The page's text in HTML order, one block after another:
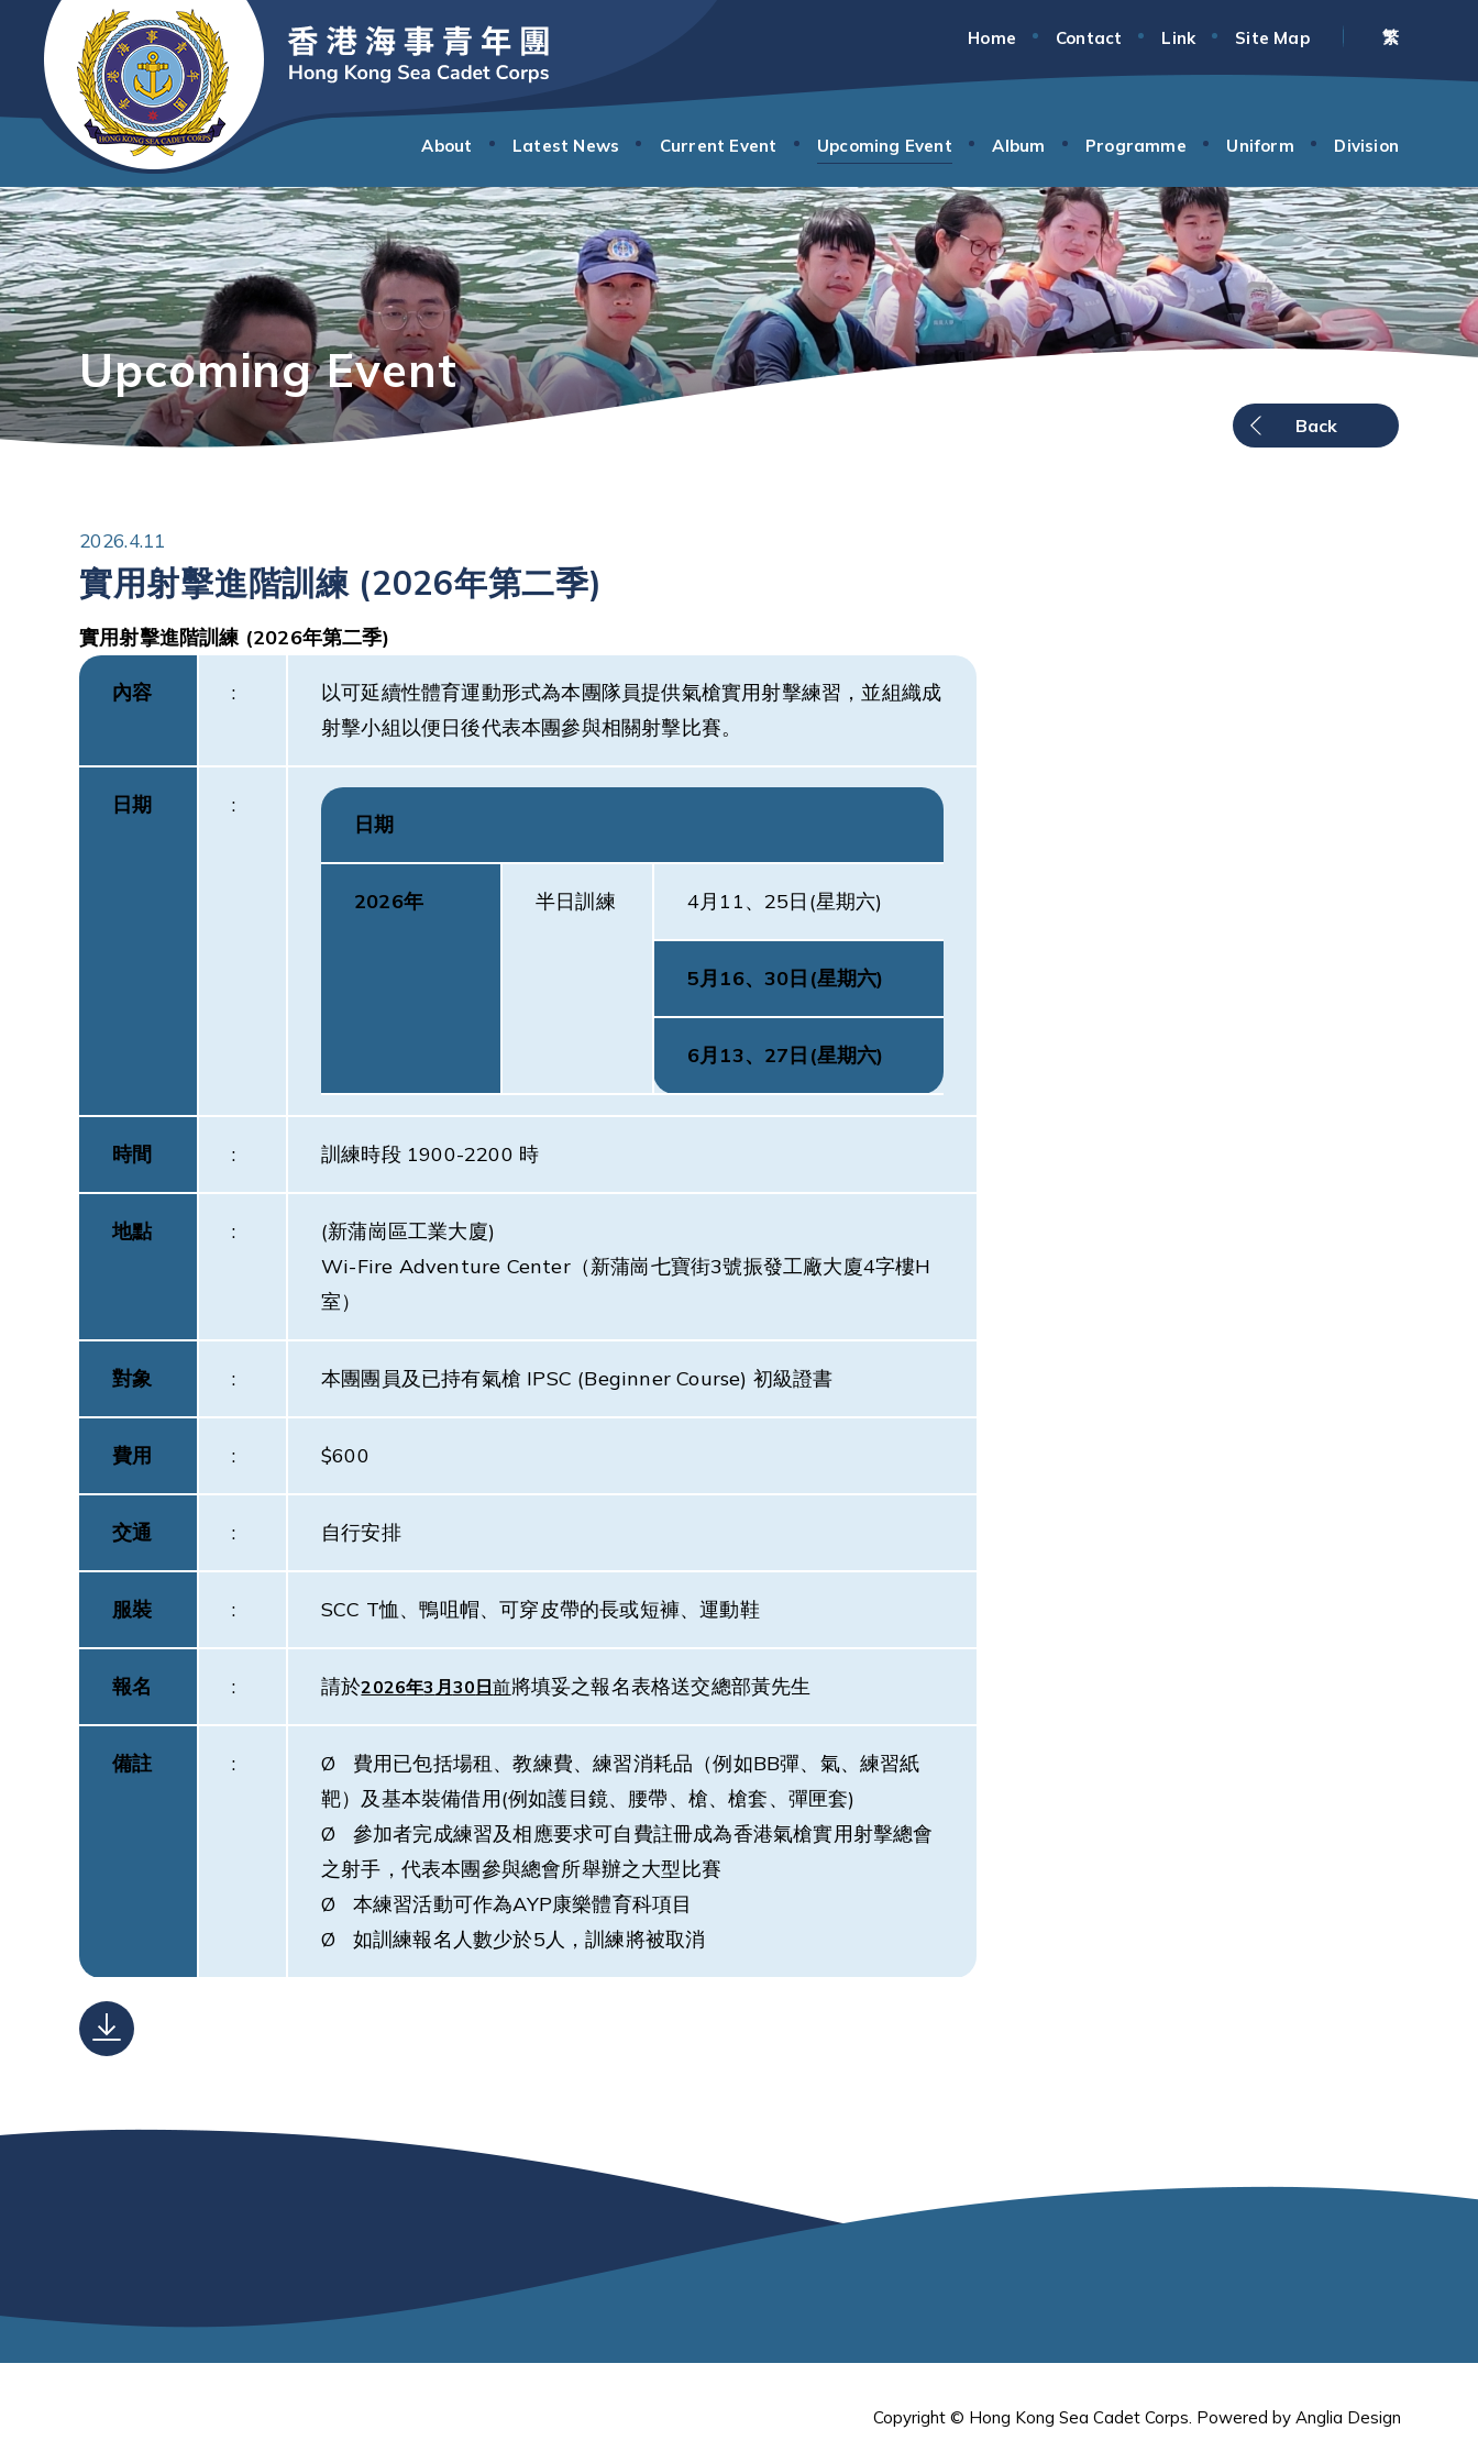
About Latest News Current Event Upcoming Event Album Programme Uniform Division
Home Contact Link Site Map 繁
Upcoming Event
Back
2026.4.11
實用射擊進階訓練 (2026年第二季)
實用射擊進階訓練(2026年第二季)
內容 :
以可延續性體育運動形式為本團隊員提供氣槍實用射擊練習，並組織成
射擊小組以便日後代表本團參與相關射擊比賽。
日期 :
日期
2026年 半日訓練 4月11、25日(星期六)
5月16、30日(星期六)
6月13、27日(星期六)
時間 : 訓練時段 1900-2200 時
地點 :
(新蒲崗區工業大廈)
Wi-Fire Adventure Center（新蒲崗七寶街3號振發工廠大廈4字樓H
室）
對象 : 本團團員及已持有氣槍 IPSC (Beginner Course) 初級證書
費用 : $600
交通 : 自行安排
服裝 : SCC T恤、鴨咀帽、可穿皮帶的長或短褲、運動鞋
報名 : 請於2026年3 月 30 日前將填妥之報名表格送交總部黃先生
備註 :
Ø 費用已包括場租、教練費、練習消耗品（例如BB彈、氣、練習紙
靶）及基本裝備借用(例如護目鏡、腰帶、槍、槍套、彈匣套)
Ø 參加者完成練習及相應要求可自費註冊成為香港氣槍實用射擊總會
之射手，代表本團參與總會所舉辦之大型比賽
Ø 本練習活動可作為AYP康樂體育科項目
Ø 如訓練報名人數少於5人，訓練將被取消
Copyright © Hong Kong Sea Cadet Corps. Powered by Anglia Design